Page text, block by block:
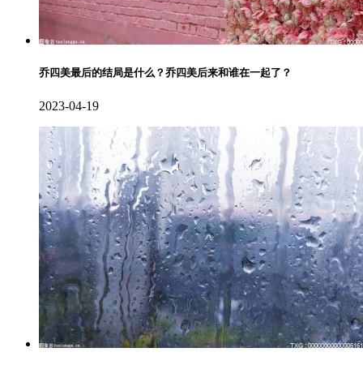
乔四美最后的结局是什么？乔四美后来和谁在一起了？
2023-04-19